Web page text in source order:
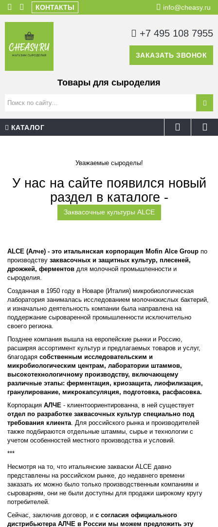
КОНТАКТЫ info@cheasy.ru
+7 495 108 7955
ЗАКАЗАТЬ ЗВОНОК
Товары для сыроделия
КАТАЛОГ
Уважаемые сыроделы!
У нас на сайте появился новый
раздел в каталоге -
Заквасочные культуры ALCE
ALCE (Алче) - это итальянская корпорация Mofin Alce Group по
производству заквасочных и защитных культур, плесеней,
дрожжей, ферментов для молочной промышленности и
сыроделия.
Созданная в 1950 году в Новаре (Италия) микробиологическая
лаборатория занималась исследованием молочнокислых бактерий,
и изначально деятельность компании была направлена на
поддержание сыроваренной промышленности исключительно
своего региона.
Позднее компания вышла на европейские рынки и Россию,
расширяя ассортимент культур и предлагаемых товаров и услуг,
благодаря собственным исследовательским и
микробиологическим центрам, лаборатории штаммов,
высокотехнологичному производству, включающему
различные этапы: ферментация, криозащита, лиофилизация,
гранулирование, микрокапсуляция, подготовка, расфасовка.
Корпорация АЛЧЕ - клиентоориентированна, в ней существует
отдел по разработке заквасочных культур специально под
требования клиента. Для российского рынка и производителей
также подбираются отдельные штаммы, сырье и технологии с
учетом особенностей местного производства и условий.
***
Несмотря на то, что итальянские закваски ALCE давно
представлены на российском рынке, до недавнего времени
заказать их можно было только производственным компаниям и
сыроварням, они не были доступны для продажи широкому кругу
потребителей.
Сейчас, заключив договор, и с согласия официального
дистрибьютера АЛЧЕ в России мы можем предложить эту